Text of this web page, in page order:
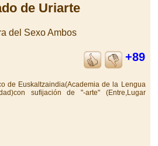
de Uriarte
del Sexo Ambos
+89
de Euskaltzaindia(Academia de la Lengua
sufijación de "-arte" (Entre,Lugar